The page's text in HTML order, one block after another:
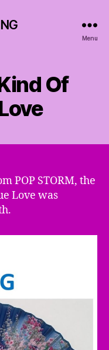
Menu
Of
POP STORM, the
Love was